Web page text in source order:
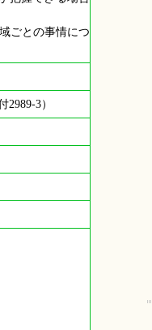
ごとの事情につ
3）